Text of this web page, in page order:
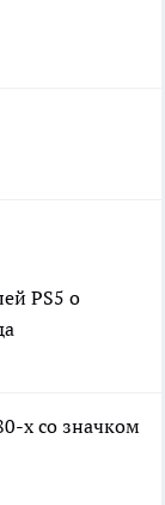
PS5 о
х со значком